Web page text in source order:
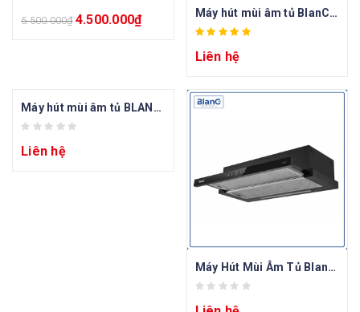
5.500.000₫ 4.500.000₫ Máy hút mùi âm tủ BlanC BA 7032DC-B
Liên hệ
Máy hút mùi âm tủ BLANC BA-7003ATDC
Liên hệ
Máy Hút Mùi Âm Tủ BlanC BA 7002TUB